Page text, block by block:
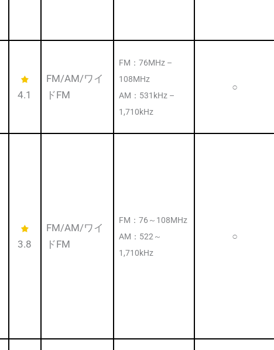
4.1
FM/AM/ワイ
ドFM
FM：76MHz –
108MHz
AM：531kHz –
1,710kHz
○
3.8
FM/AM/ワイ
ドFM
FM：76～108MHz
AM：522～
1,710kHz
○